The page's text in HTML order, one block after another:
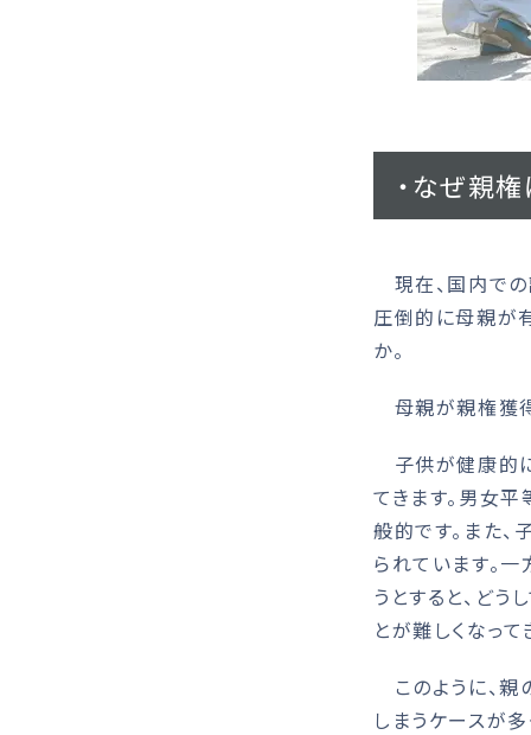
・なぜ親
現在、国内で
圧倒的に母親が
か。
母親が親権獲
子供が健康的
てきます。男女
般的です。また
られています。
うとすると、ど
とが難しくなって
このように、
しまうケースが多